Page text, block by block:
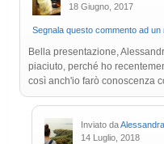
18 Giugno, 2017
Segnala questo commento ad un
Bella presentazione,
piaciuto, perché ho
così anch'io farò conoscenza
Inviato da
14 Luglio, 2018